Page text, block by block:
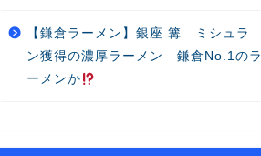
【鎌倉ラーメン】銀座 篝 ミシュラ
ン獲得の濃厚ラーメン 鎌倉No.1のラ
ーメンか